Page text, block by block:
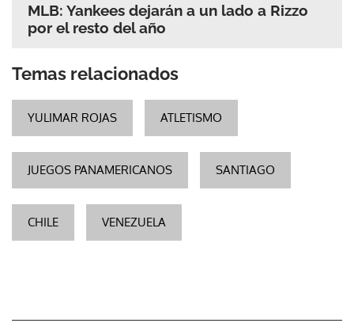
MLB: Yankees dejarán a un lado a Rizzo
por el resto del año
Temas relacionados
YULIMAR ROJAS ATLETISMO
JUEGOS PANAMERICANOS SANTIAGO
CHILE VENEZUELA